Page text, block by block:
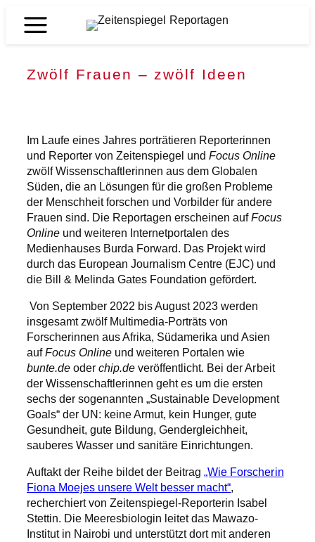
Inhalt
Zeitenspiegel
Zwölf Frauen – zwölf Ideen
Im Laufe eines Jahres porträtieren Reporterinnen
und Reporter von Zeitenspiegel undFocus Online
zwölf Wissenschaftlerinnen aus dem Globalen
Süden, die an Lösungen für die großen Probleme
der Menschheit forschen und Vorbilder für andere
Frauen sind. Die Reportagen erscheinen aufFocus
Online und weiteren Internetportalen des
Medienhauses Burda Forward. Das Projekt wird
durch das European Journalism Centre (EJC) und
die Bill & Melinda Gates Foundation gefördert.
Von September 2022 bis August 2023 werden
insgesamt zwölf Multimedia-Porträts von
Forscherinnen aus Afrika, Südamerika und Asien
aufFocus Online und weiteren Portalen wie
bunte.de oderchip.de veröffentlicht. Bei der Arbeit
der Wissenschaftlerinnen geht es um die ersten
sechs der sogenannten „Sustainable Development
Goals“ der UN: keine Armut, kein Hunger, gute
Gesundheit, gute Bildung, Gendergleichheit,
sauberes Wasser und sanitäre Einrichtungen.
Auftakt der Reihe bildet der Beitrag„Wie Forscherin
Fiona Moejes unsere Welt besser macht“,
recherchiert von Zeitenspiegel-Reporterin Isabel
Stettin. Die Meeresbiologin leitet das Mawazo-
Institut in Nairobi und unterstützt dort mit anderen